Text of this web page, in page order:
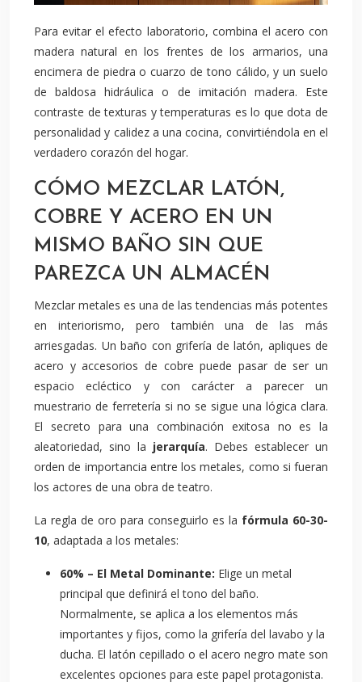
Para evitar el efecto laboratorio, combina el acero con
madera natural en los frentes de los armarios, una
encimera de piedra o cuarzo de tono cálido, y un suelo
de baldosa hidráulica o de imitación madera. Este
contraste de texturas y temperaturas es lo que dota de
personalidad y calidez a una cocina, convirtiéndola en el
verdadero corazón del hogar.
CÓMO MEZCLAR LATÓN,
COBRE Y ACERO EN UN
MISMO BAÑO SIN QUE
PAREZCA UN ALMACÉN
Mezclar metales es una de las tendencias más potentes
en interiorismo, pero también una de las más
arriesgadas. Un baño con grifería de latón, apliques de
acero y accesorios de cobre puede pasar de ser un
espacio ecléctico y con carácter a parecer un
muestrario de ferretería si no se sigue una lógica clara.
El secreto para una combinación exitosa no es la
aleatoriedad, sino la jerarquía. Debes establecer un
orden de importancia entre los metales, como si fueran
los actores de una obra de teatro.
La regla de oro para conseguirlo es la fórmula 60-30-
10, adaptada a los metales:
60% – El Metal Dominante: Elige un metal
principal que definirá el tono del baño.
Normalmente, se aplica a los elementos más
importantes y fijos, como la grifería del lavabo y la
ducha. El latón cepillado o el acero negro mate son
excelentes opciones para este papel protagonista.